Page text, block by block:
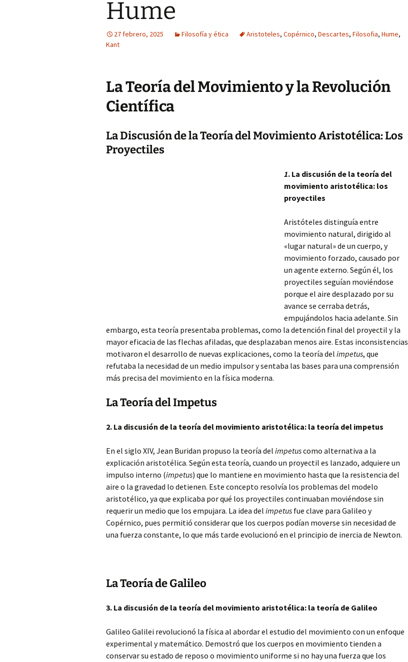
Hume
27 febrero, 2025 Filosofía y ética Aristoteles, Copérnico, Descartes, Filosofia, Hume,
Kant
La Teoría del Movimiento y la Revolución
Científica
La Discusión de la Teoría del Movimiento Aristotélica: Los
Proyectiles
1. La discusión de la teoría del
movimiento aristotélica: los
proyectiles
Aristóteles distinguía entre
movimiento natural, dirigido al
«lugar natural» de un cuerpo, y
movimiento forzado, causado por
un agente externo. Según él, los
proyectiles seguían moviéndose
porque el aire desplazado por su
avance se cerraba detrás,
empujándolos hacia adelante. Sin
embargo, esta teoría presentaba problemas, como la detención final del proyectil y la
mayor eficacia de las flechas afiladas, que desplazaban menos aire. Estas inconsistencias
motivaron el desarrollo de nuevas explicaciones, como la teoría del impetus, que
refutaba la necesidad de un medio impulsor y sentaba las bases para una comprensión
más precisa del movimiento en la física moderna.
La Teoría del Impetus
2. La discusión de la teoría del movimiento aristotélica: la teoría del impetus
En el siglo XIV, Jean Buridan propuso la teoría del impetuscomo alternativa a la
explicación aristotélica. Según esta teoría, cuando un proyectil es lanzado, adquiere un
impulso interno (impetus) que lo mantiene en movimiento hasta que la resistencia del
aire o la gravedad lo detienen. Este concepto resolvía los problemas del modelo
aristotélico, ya que explicaba por qué los proyectiles continuaban moviéndose sin
requerir un medio que los empujara. La idea del impetus fue clave para Galileo y
Copérnico, pues permitió considerar que los cuerpos podían moverse sin necesidad de
una fuerza constante, lo que más tarde evolucionó en el principio de inercia de Newton.
La Teoría de Galileo
3. La discusión de la teoría del movimiento aristotélica: la teoría de Galileo
Galileo Galilei revolucionó la física al abordar el estudio del movimiento con un enfoque
experimental y matemático. Demostró que los cuerpos en movimiento tienden a
conservar su estado de reposo o movimiento uniforme si no hay una fuerza que los